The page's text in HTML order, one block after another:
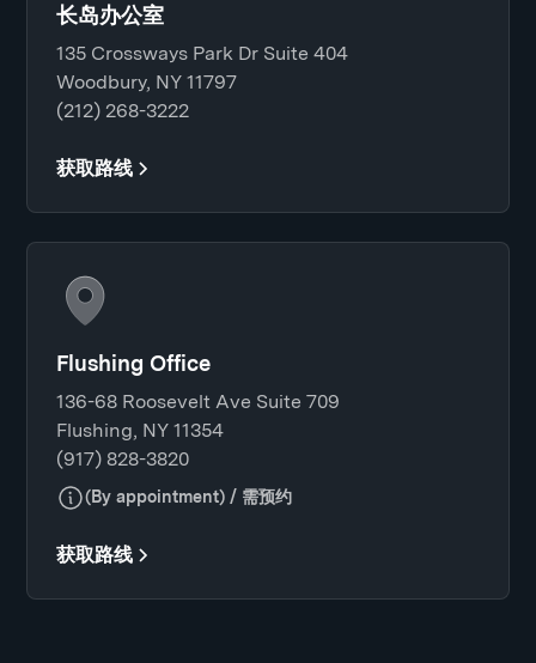
长岛办公室
135 Crossways Park Dr Suite 404
Woodbury, NY 11797
(212) 268-3222
获取路线
Flushing Office
136-68 Roosevelt Ave Suite 709
Flushing, NY 11354
(917) 828-3820
(By appointment) / 需预约
获取路线